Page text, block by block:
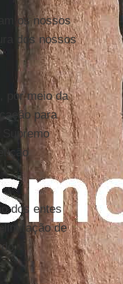
os nossos
dos nossos
por meio da
para
dos entes
de